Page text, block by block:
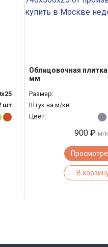
шт
Облицовочная плитка
мм
Размер:
Штук на м/кв:
Цвет:
900 ₽ м/
В